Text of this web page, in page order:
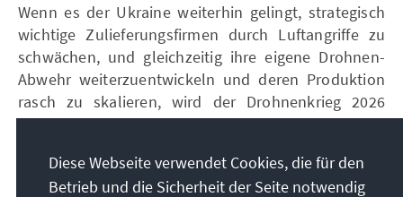
Wenn es der Ukraine weiterhin gelingt, strategisch
wichtige Zulieferungsfirmen durch Luftangriffe zu
schwächen, und gleichzeitig ihre eigene Drohnen-
Abwehr weiterzuentwickeln und deren Produktion
rasch zu skalieren, wird der Drohnenkrieg 2026
möglicherweise nicht mehr die größte
Entscheidend wird allerdings auch sein, ob Russland
Diese Webseite verwendet Cookies, die für den
Betrieb und die Sicherheit der Seite notwendig